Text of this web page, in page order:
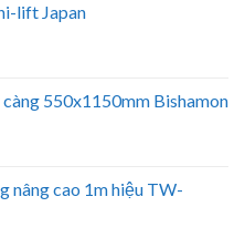
lift Japan
550x1150mm Bishamon
nâng cao 1m hiệu TW-